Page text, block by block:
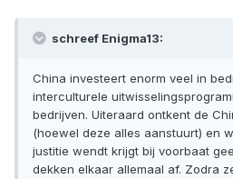
schreef Enigma13:
China investeert enorm veel in
interculturele
bedrijven. Uiteraard ontkent de
(hoewel deze alles aanstuurt) en
justitie wendt krijgt bij voorbaat
dekken elkaar allemaal af. Zodra